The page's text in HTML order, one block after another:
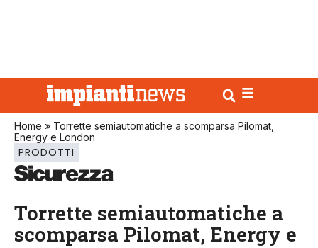
Home » Torrette semiautomatiche a scomparsa Pilomat,
Energy e London
PRODOTTI
Torrette semiautomatiche a
scomparsa Pilomat, Energy e